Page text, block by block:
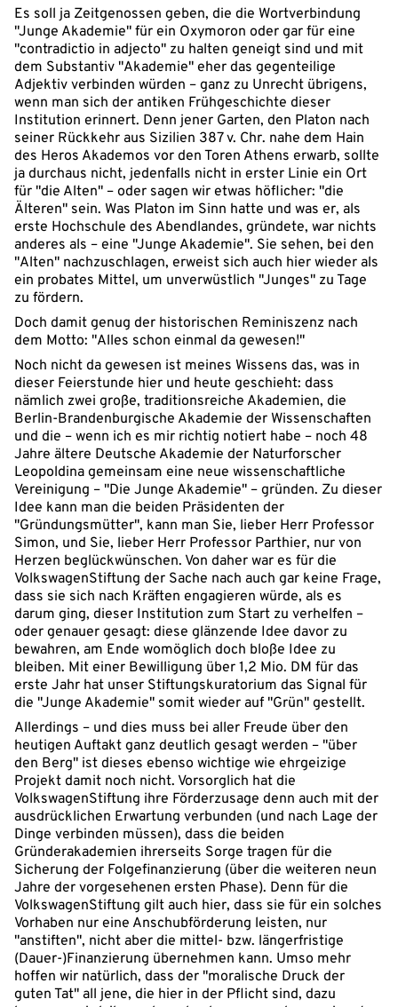
Es soll ja Zeitgenossen geben, die die Wortverbindung
"Junge Akademie" für ein Oxymoron oder gar für eine
"contradictio in adjecto" zu halten geneigt sind und mit
dem Substantiv "Akademie" eher das gegenteilige
Adjektiv verbinden würden – ganz zu Unrecht übrigens,
wenn man sich der antiken Frühgeschichte dieser
Institution erinnert. Denn jener Garten, den Platon nach
seiner Rückkehr aus Sizilien 387 v. Chr. nahe dem Hain
des Heros Akademos vor den Toren Athens erwarb, sollte
ja durchaus nicht, jedenfalls nicht in erster Linie ein Ort
für "die Alten" – oder sagen wir etwas höflicher: "die
Älteren" sein. Was Platon im Sinn hatte und was er, als
erste Hochschule des Abendlandes, gründete, war nichts
anderes als – eine "Junge Akademie". Sie sehen, bei den
"Alten" nachzuschlagen, erweist sich auch hier wieder als
ein probates Mittel, um unverwüstlich "Junges" zu Tage
zu fördern.
Doch damit genug der historischen Reminiszenz nach
dem Motto: "Alles schon einmal da gewesen!"
Noch nicht da gewesen ist meines Wissens das, was in
dieser Feierstunde hier und heute geschieht: dass
nämlich zwei große, traditionsreiche Akademien, die
Berlin-Brandenburgische Akademie der Wissenschaften
und die – wenn ich es mir richtig notiert habe – noch 48
Jahre ältere Deutsche Akademie der Naturforscher
Leopoldina gemeinsam eine neue wissenschaftliche
Vereinigung – "Die Junge Akademie" – gründen. Zu dieser
Idee kann man die beiden Präsidenten der
"Gründungsmütter", kann man Sie, lieber Herr Professor
Simon, und Sie, lieber Herr Professor Parthier, nur von
Herzen beglückwünschen. Von daher war es für die
VolkswagenStiftung der Sache nach auch gar keine Frage,
dass sie sich nach Kräften engagieren würde, als es
darum ging, dieser Institution zum Start zu verhelfen –
oder genauer gesagt: diese glänzende Idee davor zu
bewahren, am Ende womöglich doch bloße Idee zu
bleiben. Mit einer Bewilligung über 1,2 Mio. DM für das
erste Jahr hat unser Stiftungskuratorium das Signal für
die "Junge Akademie" somit wieder auf "Grün" gestellt.
Allerdings – und dies muss bei aller Freude über den
heutigen Auftakt ganz deutlich gesagt werden – "über
den Berg" ist dieses ebenso wichtige wie ehrgeizige
Projekt damit noch nicht. Vorsorglich hat die
VolkswagenStiftung ihre Förderzusage denn auch mit der
ausdrücklichen Erwartung verbunden (und nach Lage der
Dinge verbinden müssen), dass die beiden
Gründerakademien ihrerseits Sorge tragen für die
Sicherung der Folgefinanzierung (über die weiteren neun
Jahre der vorgesehenen ersten Phase). Denn für die
VolkswagenStiftung gilt auch hier, dass sie für ein solches
Vorhaben nur eine Anschubförderung leisten, nur
"anstiften", nicht aber die mittel- bzw. längerfristige
(Dauer-)Finanzierung übernehmen kann. Umso mehr
hoffen wir natürlich, dass der "moralische Druck der
guten Tat" all jene, die hier in der Pflicht sind, dazu